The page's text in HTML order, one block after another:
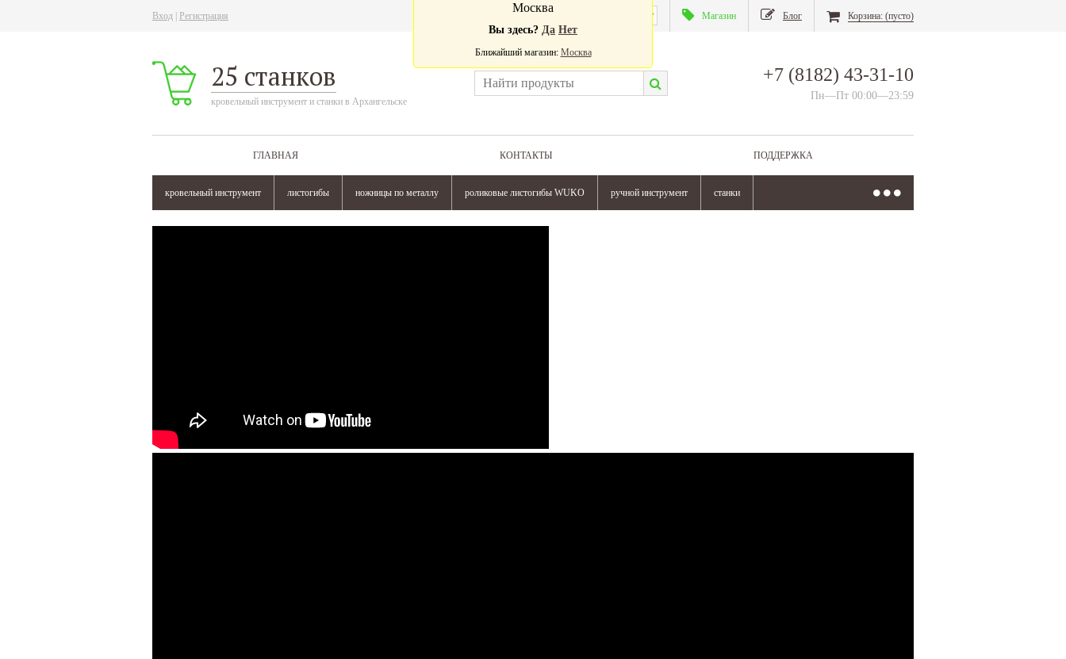
Вход Регистрация Магазин Блог Корзина: (пусто)
25 станков
кровельный инструмент и станки в Архангельске
+7 (8182) 43-31-10
Пн—Пт 00:00—23:59
ГЛАВНАЯ КОНТАКТЫ ПОДДЕРЖКА
кровельный инструмент листогибы ножницы по металлу роликовые листогибы WUKO ручной инструмент станки
Москва
Вы здесь? Да Нет
Ближайший магазин: Москва